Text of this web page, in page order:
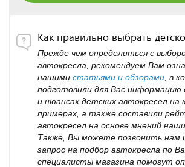
Как правильно выбрать
Прежде чем определиться с
автокресла, рекомендуем Вам
нашими статьями и обзорами , в
подготовили для Вас информацию
и нюансах детских автокресел на
примерах, а также составили
автокресел на основе мнений
Также, Вы можете позвонить нам
запрос на подбор автокресла по
специалисты магазина помогут